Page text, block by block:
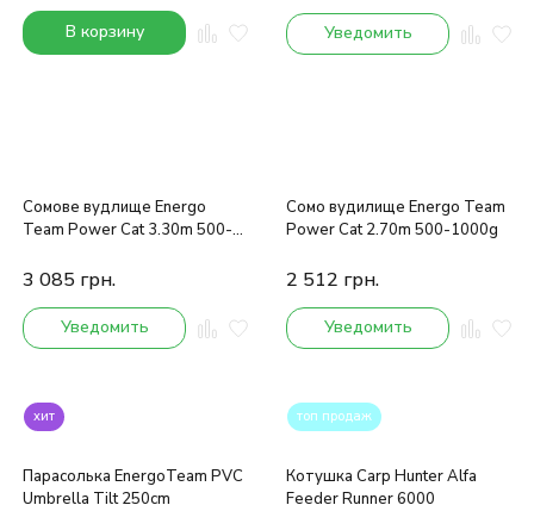
В корзину Уведомить
Сомове вудлище Energo
Team Power Cat 3.30m 500-
3 085 грн.
Уведомить
Сомо вудилище Energo Team
Power Cat 2.70m 500-1000g
2 512 грн.
Уведомить
хит
Парасолька EnergoTeam PVC
Umbrella Tilt 250cm
топ продаж
Котушка Carp Hunter Alfa
Feeder Runner 6000